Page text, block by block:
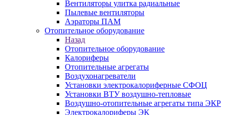
Вентиляторы улитка радиальные
Пылевые вентиляторы
Аэраторы ПАМ
Отопительное оборудование
Назад
Отопительное оборудование
Калориферы
Отопительные агрегаты
Воздухонагреватели
Установки электрокалориферные СФОЦ
Установки ВТУ воздушно-тепловые
Воздушно-отопительные агрегаты типа ЭКР
Электрокалориферы ЭК